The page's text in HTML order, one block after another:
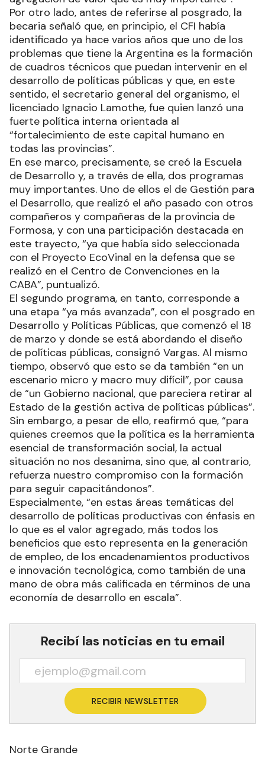
Por otro lado, antes de referirse al posgrado, la
becaria señaló que, en principio, el CFI había
identificado ya hace varios años que uno de los
problemas que tiene la Argentina es la formación
de cuadros técnicos que puedan intervenir en el
desarrollo de políticas públicas y que, en este
sentido, el secretario general del organismo, el
licenciado Ignacio Lamothe, fue quien lanzó una
fuerte política interna orientada al
“fortalecimiento de este capital humano en
todas las provincias”.
En ese marco, precisamente, se creó la Escuela
de Desarrollo y, a través de ella, dos programas
muy importantes. Uno de ellos el de Gestión para
el Desarrollo, que realizó el año pasado con otros
compañeros y compañeras de la provincia de
Formosa, y con una participación destacada en
este trayecto, “ya que había sido seleccionada
con el Proyecto EcoVinal en la defensa que se
realizó en el Centro de Convenciones en la
CABA”, puntualizó.
El segundo programa, en tanto, corresponde a
una etapa “ya más avanzada”, con el posgrado en
Desarrollo y Políticas Públicas, que comenzó el 18
de marzo y donde se está abordando el diseño
de políticas públicas, consignó Vargas. Al mismo
tiempo, observó que esto se da también “en un
escenario micro y macro muy difícil”, por causa
de “un Gobierno nacional, que pareciera retirar al
Estado de la gestión activa de políticas públicas”.
Sin embargo, a pesar de ello, reafirmó que, “para
quienes creemos que la política es la herramienta
esencial de transformación social, la actual
situación no nos desanima, sino que, al contrario,
refuerza nuestro compromiso con la formación
para seguir capacitándonos”.
Especialmente, “en estas áreas temáticas del
desarrollo de políticas productivas con énfasis en
lo que es el valor agregado, más todos los
beneficios que esto representa en la generación
de empleo, de los encadenamientos productivos
e innovación tecnológica, como también de una
mano de obra más calificada en términos de una
economía de desarrollo en escala”.
Recibí las noticias en tu email
RECIBIR NEWSLETTER
Norte Grande